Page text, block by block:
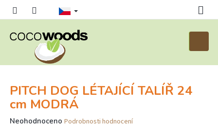
košík
PITCH DOG LÉTAJÍCÍ TALÍŘ 24
cm MODRÁ
Průměrné
Neohodnoceno Podrobnosti hodnocení